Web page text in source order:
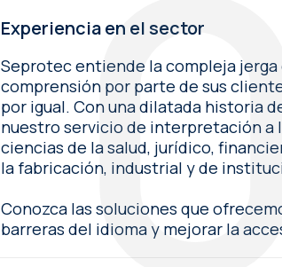
Experiencia en el sector
Seprotec entiende la compleja
comprensión por parte de sus
por igual. Con una dilatada historia
nuestro servicio de interpretación a
ciencias de la salud, jurídico,
la fabricación, industrial y de
Conozca las soluciones que
barreras del idioma y mejorar la